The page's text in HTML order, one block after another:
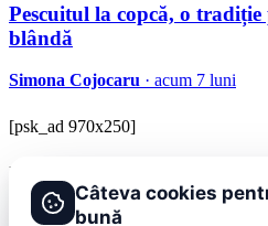
Pescuitul la copcă, o
blândă
Simona Cojocaru · acum 7 luni
[psk_ad 970x250]
BRAVOnet
Showbiz, vedete si tot ce misca in
Câteva cookies
bună